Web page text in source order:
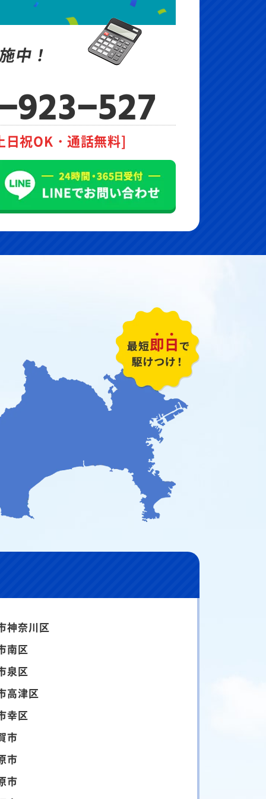
中！
923-527
日祝OK・通話無料]
神奈川区
南区
泉区
高津区
幸区
市
市
市